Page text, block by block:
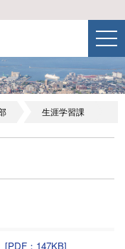
生涯学習課
[PDF：147KB]